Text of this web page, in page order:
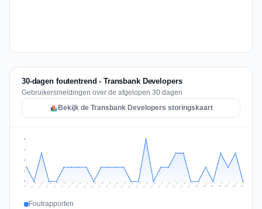
30-dagen foutentrend - Transbank Developers
Gebruikersmeldingen over de afgelopen 30 dagen
Bekijk de Transbank Developers storingskaart
1
2
2
3
Jul 9 Jul 10 Jul 11 Jul 12 Jul 13 Jul 14 Jul 15 Jul 16 Jul 17 Jul 18 Jul 19 Jul 20 Jul 21 Jul 22 Jul 23 Jul 24 Jul 25 Jul 26 Jul 27 Jul 28 Jul 29 Jul 30 Jul 31 Aug 1 Aug 2 Aug 3 Aug 4 Aug 5 Aug 6 Aug 7
Foutrapporten